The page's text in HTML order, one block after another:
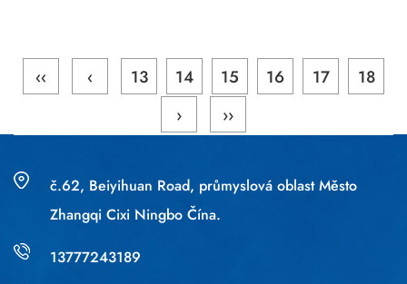
‹‹ ‹ 13 14 15 16 17
18
›
››
č.62, Beiyihuan Road, průmyslová oblast Město
Zhangqi Cixi Ningbo Čína.
13777243189